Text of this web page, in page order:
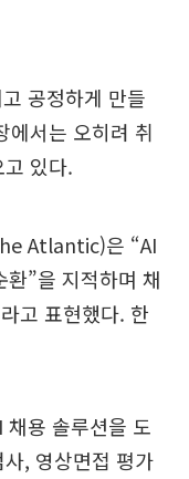
공정하게 만들
에서는 오히려 취
있다.
Atlantic)은 “AI
”을 지적하며 채
고 표현했다. 한
채용 솔루션을 도
, 영상면접 평가